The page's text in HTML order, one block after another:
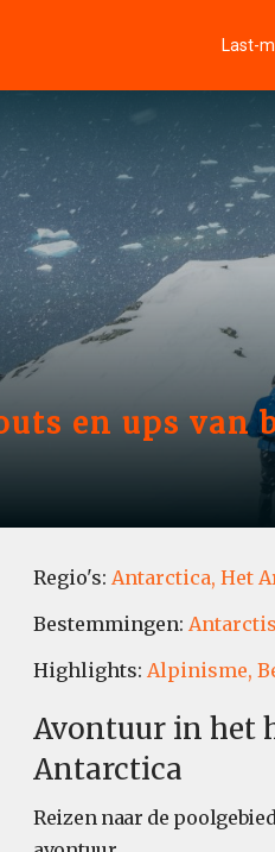
Last-
en ups van
Regio's: Antarctica, Het
Bestemmingen:
Highlights: Alpinisme,
Avontuur in het
Antarctica
Reizen naar de